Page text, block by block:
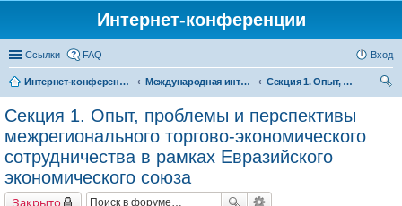
Интернет-конференции
Ссылки FAQ Вход
Интернет-конференции Международная интернет-конференция по проблемам социально-экономического развития территорий стран Евразийского экономического союза, посвященной 25-летию ИСЭРТ РАН
Секция 1. Опыт, проблемы и перспективы межрегионального торгово-экономического сотрудничества в рамках Евразийского экономического союза
Секция 1. Опыт, проблемы и перспективы
межрегионального торгово-экономического
сотрудничества в рамках Евразийского
экономического союза
Закрыто